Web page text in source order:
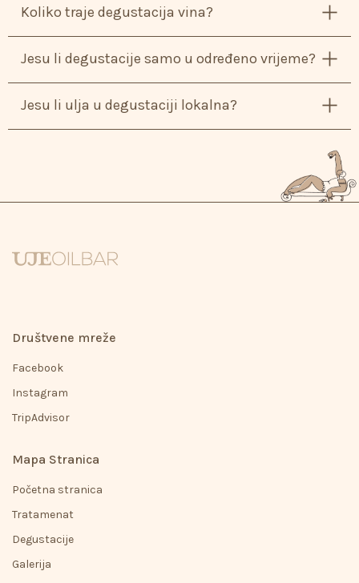
Koliko traje degustacija vina?
Jesu li degustacije samo u određeno vrijeme?
svaki dan od 11 do 17h.
Jesu li ulja u degustaciji lokalna?
Društvene mreže
Facebook
Instagram
TripAdvisor
Mapa Stranica
Početna stranica
Tratamenat
Degustacije
Galerija